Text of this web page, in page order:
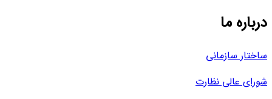
درباره ما
ساختار سازمانی
شورای عالی نظارت